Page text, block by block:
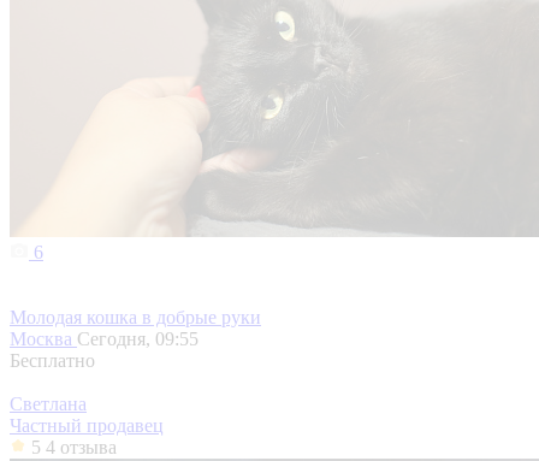
6
Молодая кошка в добрые руки
Москва Сегодня, 09:55
Бесплатно
Светлана
Частный продавец
5 4 отзыва